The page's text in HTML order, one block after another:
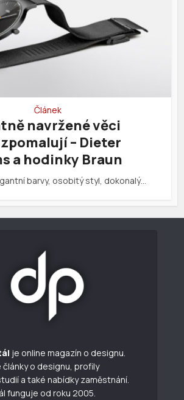
Článek
navržené věci
– Dieter
a hodinky Braun
barvy, osobitý styl, dokonalý…
je online magazín o designu.
o designu, profily
a také nabídky zaměstnání.
funguje od roku 2005.